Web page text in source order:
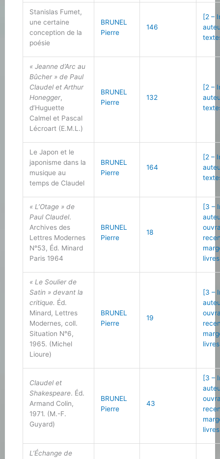
Stanislas Fumet,
une certaine
conception de la
poésie
BRUNEL
Pierre
146
[2 –
« Jeanne d’Arc au
Bûcher » de Paul
Claudel et Arthur
Honegger,
d’Huguette
Calmel et Pascal
Lécroart (E.M.L.)
BRUNEL
Pierre
132
[2 –
Le Japon et le
japonisme dans la
musique au
temps de Claudel
BRUNEL
Pierre
164
[2 –
« L’Otage » de
Paul Claudel.
Archives des
Lettres Modernes
N°53, Éd. Minard
Paris 1964
BRUNEL
Pierre
18
[3 –
« Le Soulier de
Satin » devant la
critique. Éd.
Minard, Lettres
Modernes, coll.
Situation N°6,
1965. (Michel
Lioure)
BRUNEL
Pierre
19
[3 –
Claudel et
Shakespeare. Éd.
Armand Colin,
1971. (M.-F.
Guyard)
BRUNEL
Pierre
43
[3 –
L’Échange de